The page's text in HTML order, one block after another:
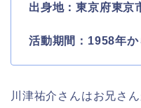
出身地：東京府東京
活動期間：1958年
川津祐介さんはお兄さ